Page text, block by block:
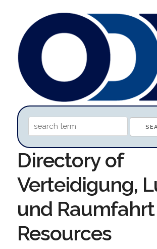
Directory of
Verteidigung,
und Raumfahrt
Resources